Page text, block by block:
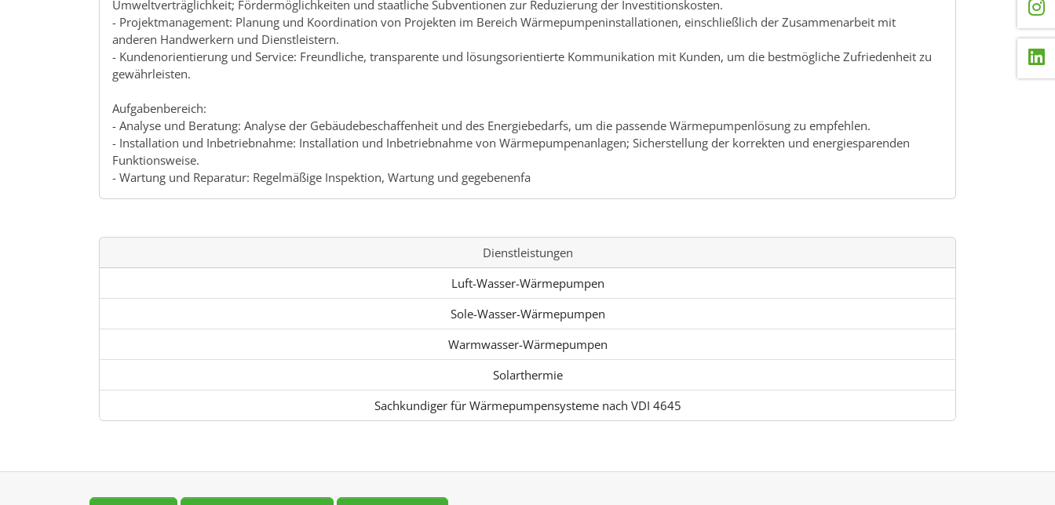
Umweltverträglichkeit; Fördermöglichkeiten und staatliche Subventionen zur Reduzierung der Investitionskosten.
- Projektmanagement: Planung und Koordination von Projekten im Bereich Wärmepumpeninstallationen, einschließlich der Zusammenarbeit mit
anderen Handwerkern und Dienstleistern.
- Kundenorientierung und Service: Freundliche, transparente und lösungsorientierte Kommunikation mit Kunden, um die bestmögliche Zufriedenheit zu
gewährleisten.
Aufgabenbereich:
- Analyse und Beratung: Analyse der Gebäudebeschaffenheit und des Energiebedarfs, um die passende Wärmepumpenlösung zu empfehlen.
- Installation und Inbetriebnahme: Installation und Inbetriebnahme von Wärmepumpenanlagen; Sicherstellung der korrekten und energiesparenden
Funktionsweise.
- Wartung und Reparatur: Regelmäßige Inspektion, Wartung und gegebenenfa
Dienstleistungen
Luft-Wasser-Wärmepumpen
Sole-Wasser-Wärmepumpen
Warmwasser-Wärmepumpen
Solarthermie
Sachkundiger für Wärmepumpensysteme nach VDI 4645